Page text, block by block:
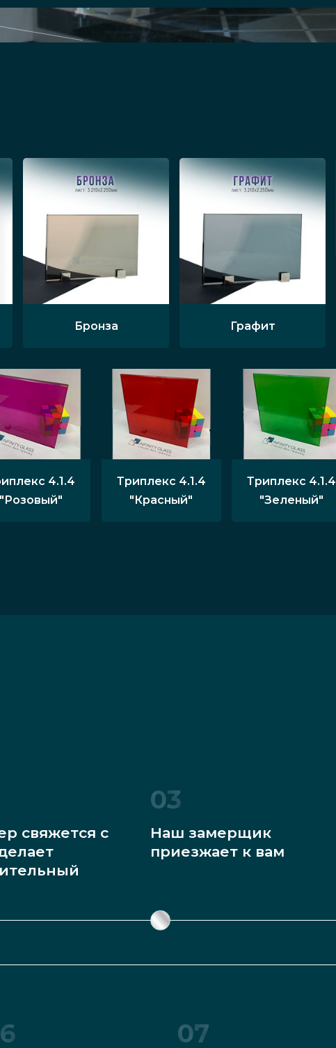
Бронза Графит
4.1.4
"Розовый"
Триплекс 4.1.4
"Красный"
Триплекс 4.1.4
"Зеленый"
свяжется с
03
Наш замерщик
приезжает к вам
07